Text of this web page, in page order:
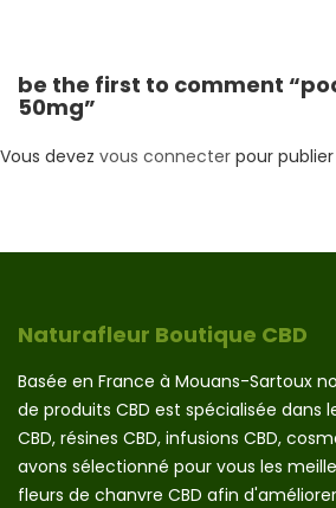
be the first to comment
50mg”
Vous devez vous connecter pour
Naturafleur Boutique CBD
Basée en France à Mouans-Sartoux
de produits CBD est spécialisée dans
CBD, résines CBD, infusions CBD,
avons sélectionné pour vous les
fleurs de chanvre CBD afin